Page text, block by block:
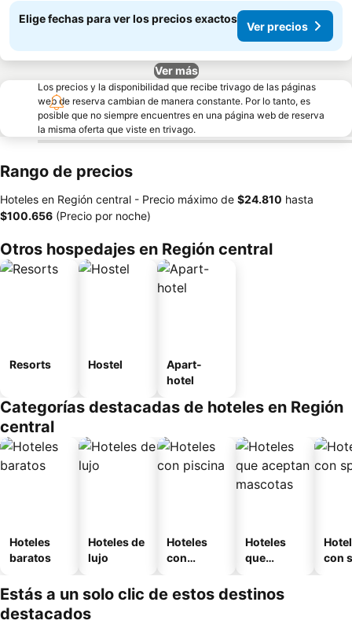
Elige fechas para ver los precios exactos
Ver precios
Ver más
Los precios y la disponibilidad que recibe trivago de las páginas
web de reserva cambian de manera constante. Por lo tanto, es
posible que no siempre encuentres en una página web de reserva
la misma oferta que viste en trivago.
Rango de precios
Hoteles en Región central - Precio máximo de ‎$24.810 hasta
‎$100.656 (Precio por noche)
Otros hospedajes en Región central
Resorts Hostel
Apart-
hotel
Categorías destacadas de hoteles en Región
central
Hoteles
baratos
Hoteles de
lujo
Hoteles
con
Hoteles
que
mascotas
con
Estás a un solo clic de estos destinos
destacados